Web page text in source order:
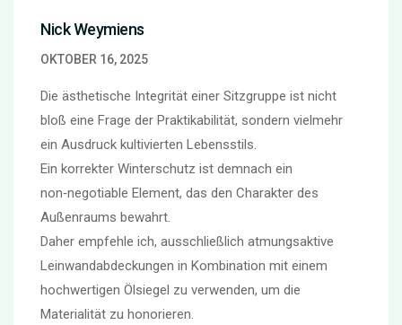
Nick Weymiens
OKTOBER 16, 2025
Die ästhetische Integrität einer Sitzgruppe ist nicht
bloß eine Frage der Praktikabilität, sondern vielmehr
ein Ausdruck kultivierten Lebensstils.
Ein korrekter Winterschutz ist demnach ein
non‑negotiable Element, das den Charakter des
Außenraums bewahrt.
Daher empfehle ich, ausschließlich atmungsaktive
Leinwandabdeckungen in Kombination mit einem
hochwertigen Ölsiegel zu verwenden, um die
Materialität zu honorieren.